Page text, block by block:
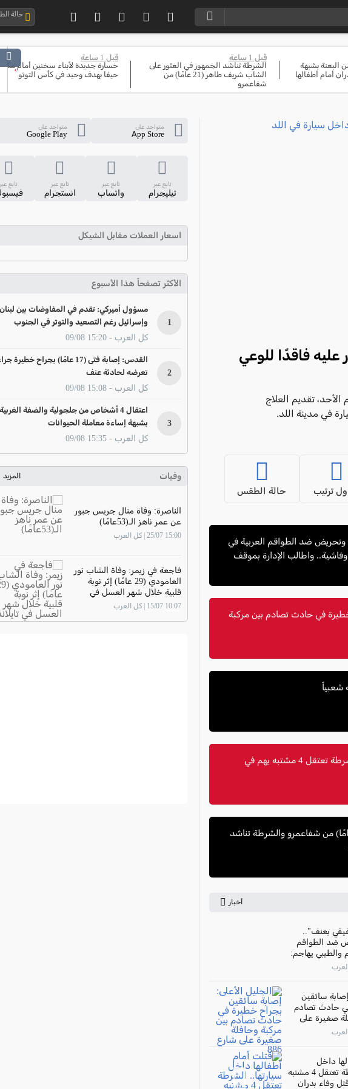
حالة
من البعنة بشبهة
أمام أطفالها
قبل 1 ساعة
الشرطة تناشد الجمهور في العثور على
الشاب شريف طاهر (21 عامًا) من
شفاعمرو
قبل 1 ساعة
خسارة جديدة لأبناء سخنين أمام
حيفا بهدف وحيد في كأس التوتو ›
فاقدًا للوعي
تقديم العلاج
ترتيب حالة الطقس
ضد الطواقم العربية في
واطالب الإدارة بموقف
في حادث تصادم بين مركبة
شعبياً
قُتلت أمام أطفالها داخل سيارتها.. الشرطة تعتقل 4 مشتبه بهم في
آثار الشاب شريف طاهر (21 عامًا) من شفاعمرو والشرطة تناشد
أخبار
بعنف"..
ضد الطواقم
والطيبي يهاجم:
واطالب
سائقين
حادث تصادم
صغيرة على
داخل
سيارتها.. الشرطة تعتقل 4 مشتبه
وفاء بدران
متواجد على
App Store
متواجد على
Google Play
تابع عبر
تيليجرام
تابع عبر
واتساب
تابع عبر
انستجرام
تابع عبر
اسعار العملات مقابل الشيكل
الأكثر تصفحاً هذا الأسبوع
1
مسؤول أميركي: تقدم في المفاوضات بين لبنان
وإسرائيل رغم التصعيد والتوتر في الجنوب
كل العرب - 15:20 09/08
2
القدس: إصابة فتى (17 عامًا) بجراح خطيرة
تعرضه لحادثة عنف
كل العرب - 15:08 09/08
3
اعتقال 4 أشخاص من جلجولية والضفة الغربية
بشبهة إساءة معاملة الحيوانات
كل العرب - 15:35 09/08
وفيات المزيد
الناصرة: وفاة منال جريس جبور
عن عمر ناهز الـ(53عامًا)
15:00 25/07 | كل العرب
فاجعة في زيمر: وفاة الشاب نور
العامودي (29 عامًا) إثر نوبة
قلبية خلال شهر العسل في
تايلاند
10:07 15/07 | كل العرب